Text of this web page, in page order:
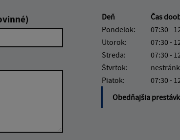
Deň Čas
Pondelok:
07:30 -
Utorok:
07:30 -
Streda:
07:30 -
Štvrtok:
Piatok:
07:30 -
Obedňajšia